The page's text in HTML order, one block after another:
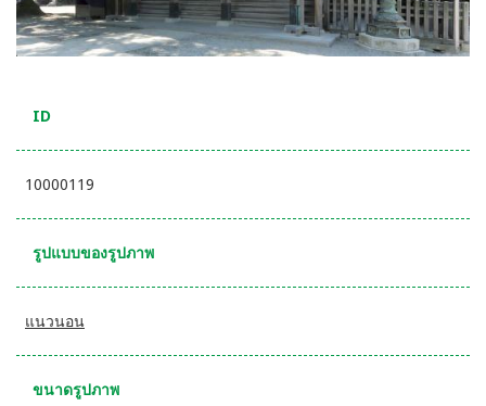
ID
10000119
รูปแบบของรูปภาพ
แนวนอน
ขนาดรูปภาพ